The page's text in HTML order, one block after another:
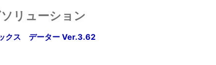
リューション
クス データー Ver.3.62